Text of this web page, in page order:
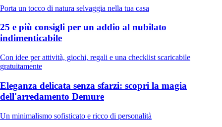
Porta un tocco di natura selvaggia nella tua casa
25 e più consigli per un addio al nubilato
indimenticabile
Con idee per attività, giochi, regali e una checklist scaricabile
gratuitamente
Eleganza delicata senza sfarzi: scopri la magia
dell'arredamento Demure
Un minimalismo sofisticato e ricco di personalità